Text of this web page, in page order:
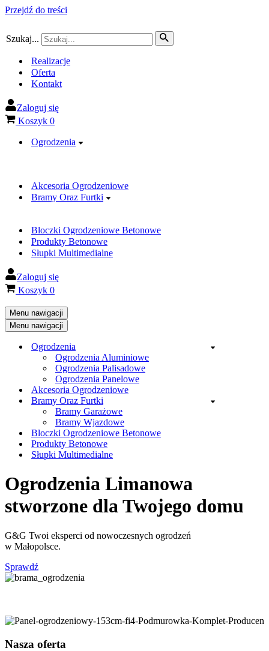
Przejdź do treści
Szukaj...
Realizacje
Oferta
Kontakt
Zaloguj się
Koszyk 0
Ogrodzenia
Akcesoria Ogrodzeniowe
Bramy Oraz Furtki
Bloczki Ogrodzeniowe Betonowe
Produkty Betonowe
Słupki Multimedialne
Zaloguj się
Koszyk 0
Menu nawigacji
Menu nawigacji
Ogrodzenia
Ogrodzenia Aluminiowe
Ogrodzenia Palisadowe
Ogrodzenia Panelowe
Akcesoria Ogrodzeniowe
Bramy Oraz Furtki
Bramy Garażowe
Bramy Wjazdowe
Bloczki Ogrodzeniowe Betonowe
Produkty Betonowe
Słupki Multimedialne
Ogrodzenia Limanowa
stworzone dla Twojego domu
G&G Twoi eksperci od nowoczesnych ogrodzeń
w Małopolsce.
Sprawdź
Nasza oferta